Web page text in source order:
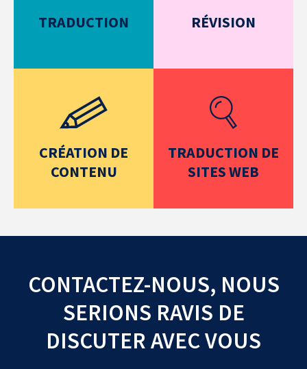
TRADUCTION RÉVISION
CRÉATION DE
CONTENU
TRADUCTION DE
SITES WEB
CONTACTEZ-NOUS, NOUS
SERIONS RAVIS DE
DISCUTER AVEC VOUS